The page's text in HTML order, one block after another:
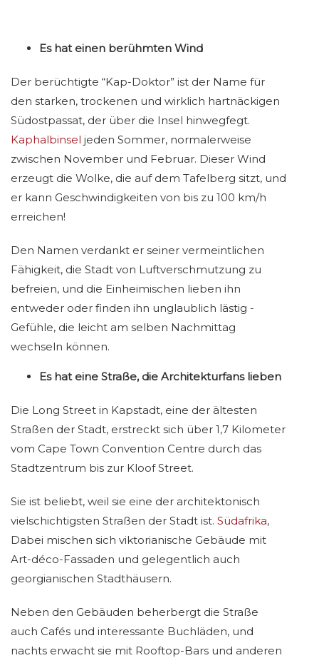
Es hat einen berühmten Wind
Der berüchtigte “Kap-Doktor” ist der Name für
den starken, trockenen und wirklich hartnäckigen
Südostpassat, der über die Insel hinwegfegt.
Kaphalbinsel jeden Sommer, normalerweise
zwischen November und Februar. Dieser Wind
erzeugt die Wolke, die auf dem Tafelberg sitzt, und
er kann Geschwindigkeiten von bis zu 100 km/h
erreichen!
Den Namen verdankt er seiner vermeintlichen
Fähigkeit, die Stadt von Luftverschmutzung zu
befreien, und die Einheimischen lieben ihn
entweder oder finden ihn unglaublich lästig -
Gefühle, die leicht am selben Nachmittag
wechseln können.
Es hat eine Straße, die Architekturfans lieben
Die Long Street in Kapstadt, eine der ältesten
Straßen der Stadt, erstreckt sich über 1,7 Kilometer
vom Cape Town Convention Centre durch das
Stadtzentrum bis zur Kloof Street.
Sie ist beliebt, weil sie eine der architektonisch
vielschichtigsten Straßen der Stadt ist. Südafrika,
Dabei mischen sich viktorianische Gebäude mit
Art-déco-Fassaden und gelegentlich auch
georgianischen Stadthäusern.
Neben den Gebäuden beherbergt die Straße
auch Cafés und interessante Buchläden, und
nachts erwacht sie mit Rooftop-Bars und anderen